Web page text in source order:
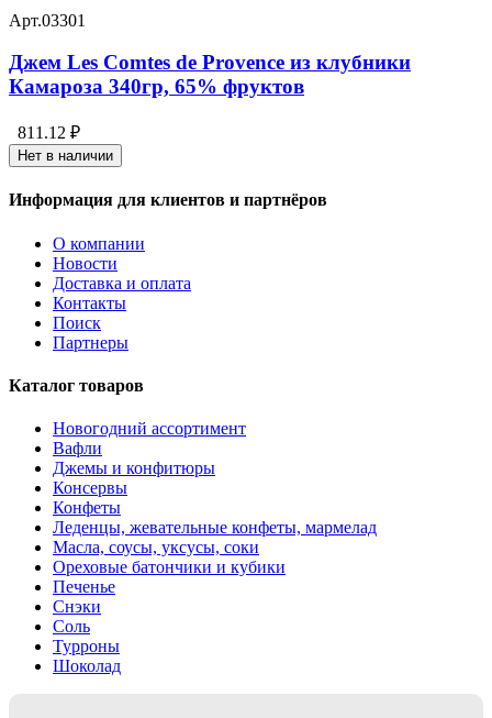
Арт.03301
Джем Les Comtes de Provence из клубники
Камароза 340гр, 65% фруктов
811.12 ₽
Нет в наличии
Информация для клиентов и партнёров
О компании
Новости
Доставка и оплата
Контакты
Поиск
Партнеры
Каталог товаров
Новогодний ассортимент
Вафли
Джемы и конфитюры
Консервы
Конфеты
Леденцы, жевательные конфеты, мармелад
Масла, соусы, уксусы, соки
Ореховые батончики и кубики
Печенье
Снэки
Соль
Турроны
Шоколад